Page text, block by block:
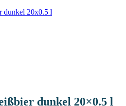
dunkel 20×0.5 l